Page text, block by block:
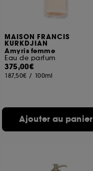
MAISON FRANCIS
KURKDJIAN
Amyris femme
Eau de parfum
375,00€
187,50€ / 100ml
Ajouter au panier